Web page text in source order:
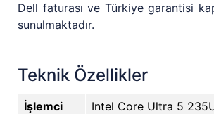
Dell faturası ve Türkiye garantisi
sunulmaktadır.
Teknik Özellikler
İşlemci
Intel Core Ultra 5